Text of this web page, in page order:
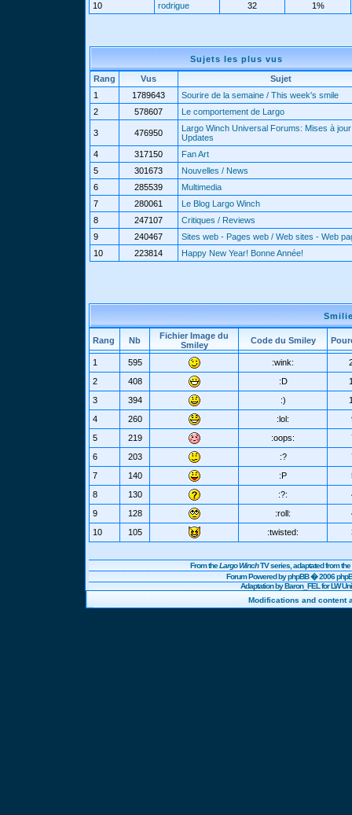
10
rodrigue 32 1%
Sujets les plus vus
Rang Vus
Sujet
1
1789643
Sourire de la semaine / This week's smile
2
578607 Le comportement de Largo
3 476950
Largo Winch Universal Forums: Mises à
Updates
4
317150
Fan Art
5
301673
Nouvelles / News
6
285539
Multimedia
7
280061
Le Blog Largo Winch
8
247107
Critiques / Reviews
9
240467
Sites web - Pages web / Web sites - Web
10
223814 Happy New Year! Bonne Année!
Rang Nb
Fichier Image du
Smiley
Code du Smiley
1 595 :wink:
2
408 :D
3
394 :)
4
260 :lol:
5
219 :oops:
6
203 :?
7
140 :P
8
130 :?:
9
128 :roll:
10
105 :twisted:
From theLargo WinchTV series, adaptated from
Forum Powered byphpBB� 2006
Adaptation by Baron_FEL for LW
Modifications and content